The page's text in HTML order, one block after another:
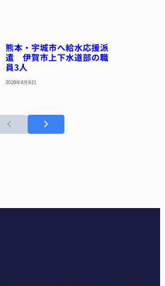
熊本・宇城市へ給水応援派
遣 伊賀市上下水道部の職
員3人
2026年8月8日